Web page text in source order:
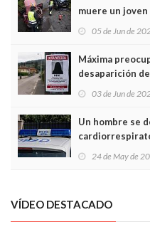
muere un
frontal
05 de Jun de
Máxima
desaparición
03 de Jun de
Un hombre se
Local en Luanco
24 de May de
VÍDEO DESTACADO